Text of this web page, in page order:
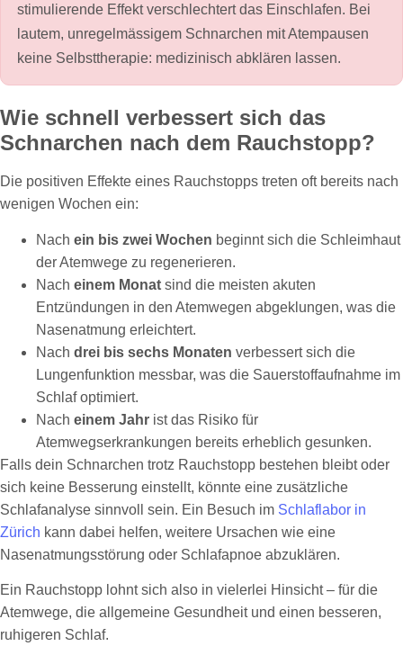
stimulierende Effekt verschlechtert das Einschlafen. Bei
lautem, unregelmässigem Schnarchen mit Atempausen
keine Selbsttherapie: medizinisch abklären lassen.
Wie schnell verbessert sich das
Schnarchen nach dem Rauchstopp?
Die positiven Effekte eines Rauchstopps treten oft bereits nach
wenigen Wochen ein:
Nach ein bis zwei Wochen beginnt sich die Schleimhaut
der Atemwege zu regenerieren.
Nach einem Monat sind die meisten akuten
Entzündungen in den Atemwegen abgeklungen, was die
Nasenatmung erleichtert.
Nach drei bis sechs Monaten verbessert sich die
Lungenfunktion messbar, was die Sauerstoffaufnahme im
Schlaf optimiert.
Nach einem Jahr ist das Risiko für
Atemwegserkrankungen bereits erheblich gesunken.
Falls dein Schnarchen trotz Rauchstopp bestehen bleibt oder
sich keine Besserung einstellt, könnte eine zusätzliche
Schlafanalyse sinnvoll sein. Ein Besuch im Schlaflabor in
Zürich kann dabei helfen, weitere Ursachen wie eine
Nasenatmungsstörung oder Schlafapnoe abzuklären.
Ein Rauchstopp lohnt sich also in vielerlei Hinsicht – für die
Atemwege, die allgemeine Gesundheit und einen besseren,
ruhigeren Schlaf.